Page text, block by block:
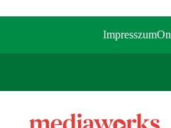
Impresszum